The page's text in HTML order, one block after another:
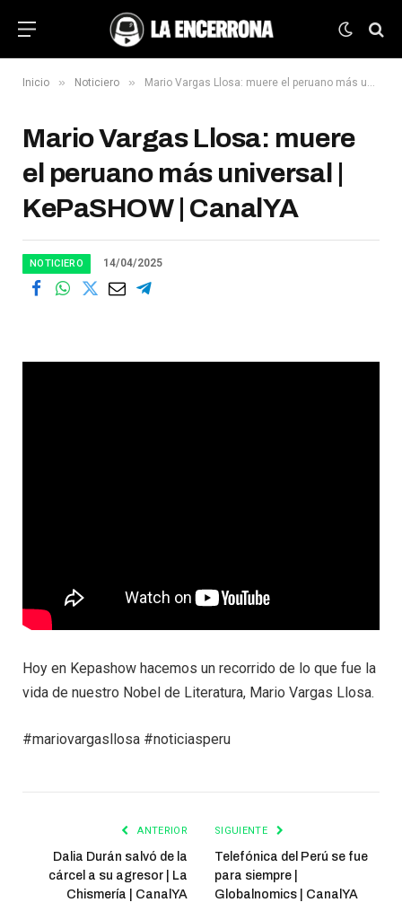
Inicio » Noticiero » Mario Vargas Llosa: muere el peruano más universal | KePaSHOW | CanalYA
Mario Vargas Llosa: muere
el peruano más universal |
KePaSHOW | CanalYA
NOTICIERO 14/04/2025
Hoy en Kepashow hacemos un recorrido de lo que fue la
vida de nuestro Nobel de Literatura, Mario Vargas Llosa.
#mariovargasllosa #noticiasperu
ANTERIOR
Dalia Durán salvó de la
cárcel a su agresor | La
Chismería | CanalYA
SIGUIENTE
Telefónica del Perú se fue
para siempre |
Globalnomics | CanalYA